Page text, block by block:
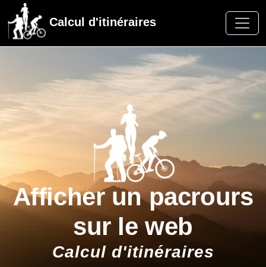
Calcul d'itinéraires
Afficher un pacrours
sur le web
Calcul d'itinéraires